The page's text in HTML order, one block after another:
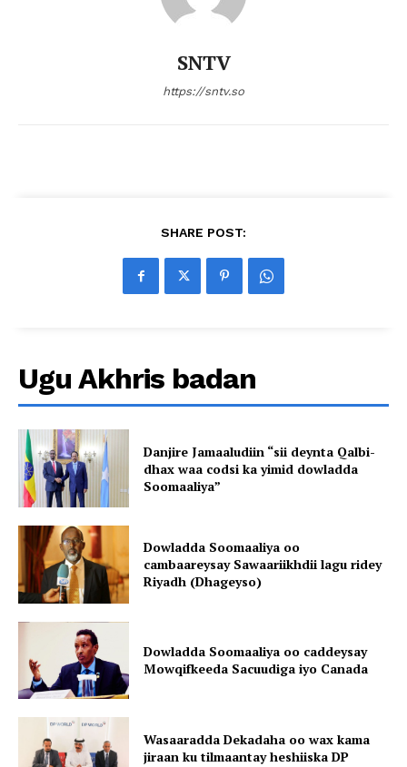
SNTV
https://sntv.so
SHARE POST:
Ugu Akhris badan
Danjire Jamaaludiin “sii deynta Qalbi-
dhax waa codsi ka yimid dowladda
Soomaaliya”
Dowladda Soomaaliya oo
cambaareysay Sawaariikhdii lagu ridey
Riyadh (Dhageyso)
Dowladda Soomaaliya oo caddeysay
Mowqifkeeda Sacuudiga iyo Canada
Wasaaradda Dekadaha oo wax kama
jiraan ku tilmaantay heshiiska DP